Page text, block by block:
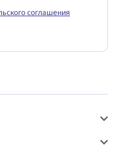
соглашения